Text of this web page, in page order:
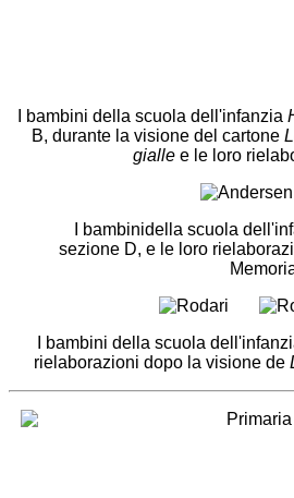
I bambini della scuola dell'infanzia
B, durante la visione del cartone
gialle e le loro
I bambinidella scuola
sezione D, e le loro
I bambini della scuola
rielaborazioni dopo la visione de